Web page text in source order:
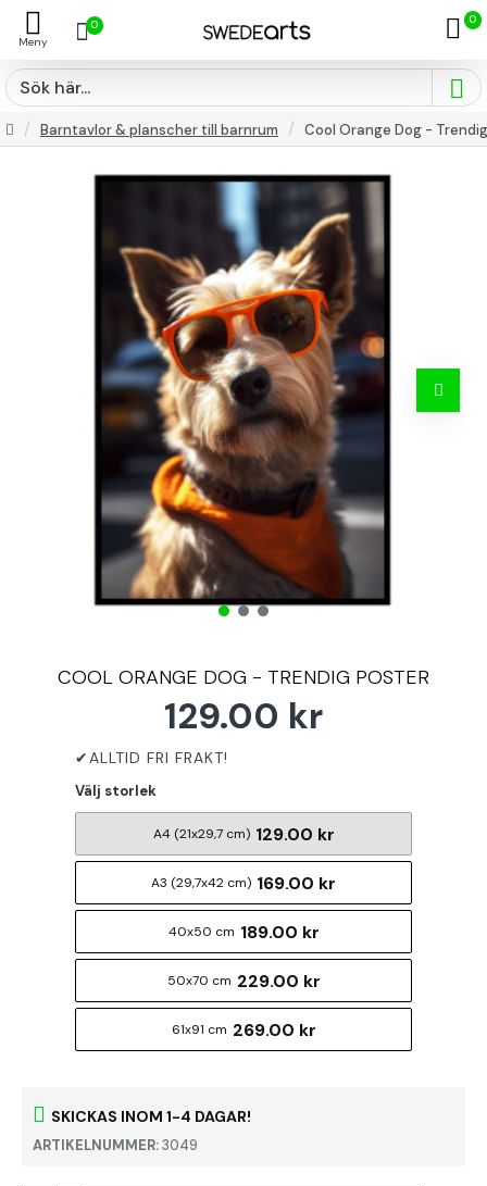
0 0
Barntavlor & planscher till barnrum Cool Orange Dog -
COOL ORANGE DOG - TRENDIG POSTER
SKICKAS INOM 1-4 DAGAR!
ARTIKELNUMMER:3049
129.00 kr
Välj storlek
A4 (21x29,7 cm) 129.00 kr
A3 (29,7x42 cm) 169.00 kr
40x50 cm 189.00 kr
50x70 cm 229.00 kr
61x91 cm 269.00 kr